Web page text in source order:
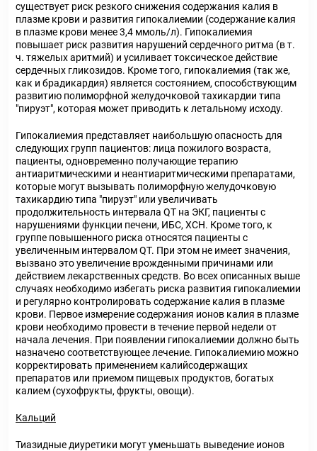
существует риск резкого снижения содержания калия в
плазме крови и развития гипокалиемии (содержание калия
в плазме крови менее 3,4 ммоль/л). Гипокалиемия
повышает риск развития нарушений сердечного ритма (в т.
ч. тяжелых аритмий) и усиливает токсическое действие
сердечных гликозидов. Кроме того, гипокалиемия (так же,
как и брадикардия) является состоянием, способствующим
развитию полиморфной желудочковой тахикардии типа
"пируэт", которая может приводить к летальному исходу.
Гипокалиемия представляет наибольшую опасность для
следующих групп пациентов: лица пожилого возраста,
пациенты, одновременно получающие терапию
антиаритмическими и неантиаритмическими препаратами,
которые могут вызывать полиморфную желудочковую
тахикардию типа "пируэт" или увеличивать
продолжительность интервала QT на ЭКГ, пациенты с
нарушениями функции печени, ИБС, ХСН. Кроме того, к
группе повышенного риска относятся пациенты с
увеличенным интервалом QT. При этом не имеет значения,
вызвано это увеличение врожденными причинами или
действием лекарственных средств. Во всех описанных выше
случаях необходимо избегать риска развития гипокалиемии
и регулярно контролировать содержание калия в плазме
крови. Первое измерение содержания ионов калия в плазме
крови необходимо провести в течение первой недели от
начала лечения. При появлении гипокалиемии должно быть
назначено соответствующее лечение. Гипокалиемию можно
корректировать применением калийсодержащих
препаратов или приемом пищевых продуктов, богатых
калием (сухофрукты, фрукты, овощи).
Кальций
Тиазидные диуретики могут уменьшать выведение ионов